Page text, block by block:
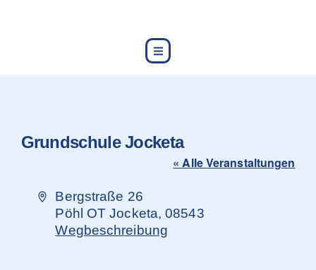
Grundschule Jocketa
« Alle Veranstaltungen
Adresse
Bergstraße 26
Pöhl OT Jocketa, 08543
Wegbeschreibung